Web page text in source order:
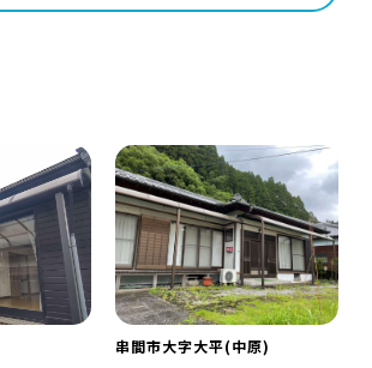
串間市大字大平(中原)